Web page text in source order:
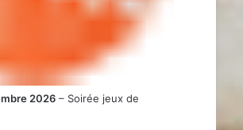
2026 – Soirée jeux de